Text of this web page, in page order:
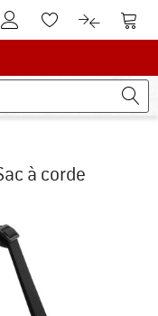
Vers le compte client
Vers la liste
Vers le
à corde